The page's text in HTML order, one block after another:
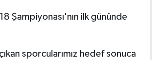
Şampiyonası'nın ilk gününde
sporcularımız hedef sonuca